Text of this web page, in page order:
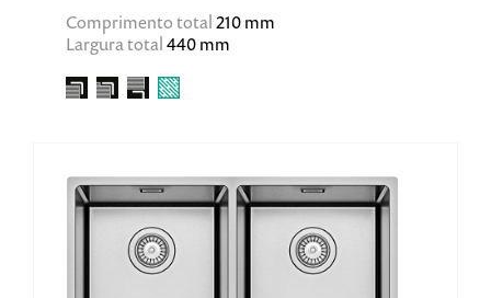
Comprimento total210 mm
Largura total440 mm